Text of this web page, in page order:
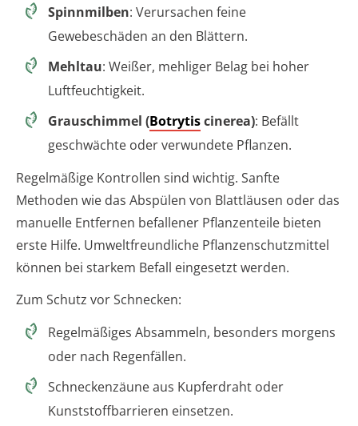
Spinnmilben: Verursachen feine
Gewebeschäden an den Blättern.
Mehltau: Weißer, mehliger Belag bei hoher
Luftfeuchtigkeit.
Grauschimmel (Botrytiscinerea): Befällt
geschwächte oder verwundete Pflanzen.
Regelmäßige Kontrollen sind wichtig. Sanfte
Methoden wie das Abspülen von Blattläusen oder das
manuelle Entfernen befallener Pflanzenteile bieten
erste Hilfe. Umweltfreundliche Pflanzenschutzmittel
können bei starkem Befall eingesetzt werden.
Zum Schutz vor Schnecken:
Regelmäßiges Absammeln, besonders morgens
oder nach Regenfällen.
Schneckenzäune aus Kupferdraht oder
Kunststoffbarrieren einsetzen.